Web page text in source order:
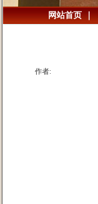
网站首页 ｜
作者: